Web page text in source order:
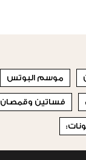
موسم البوتس
فساتين وقمصان